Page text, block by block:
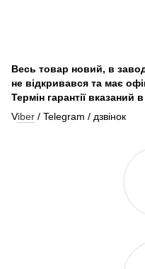
Весь товар новий, в
не відкривався та має
Термін гарантії вказаний
Viber / Telegram / дзвінок